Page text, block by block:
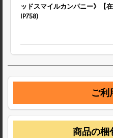
ッドスマイルカンパニー》【
IP758)
ご利
商品の梱